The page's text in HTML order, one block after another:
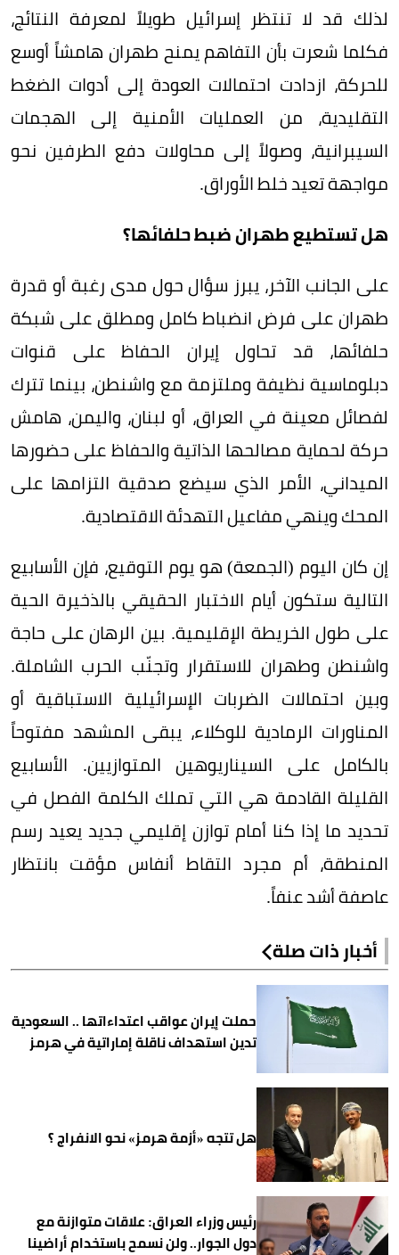
لذلك قد لا تنتظر إسرائيل طويلاً لمعرفة النتائج،
فكلما شعرت بأن التفاهم يمنح طهران هامشاً أوسع
للحركة، ازدادت احتمالات العودة إلى أدوات الضغط
التقليدية، من العمليات الأمنية إلى الهجمات
السيبرانية، وصولاً إلى محاولات دفع الطرفين نحو
مواجهة تعيد خلط الأوراق.
هل تستطيع طهران ضبط حلفائها؟
على الجانب الآخر، يبرز سؤال حول مدى رغبة أو قدرة
طهران على فرض انضباط كامل ومطلق على شبكة
حلفائها، قد تحاول إيران الحفاظ على قنوات
دبلوماسية نظيفة وملتزمة مع واشنطن، بينما تترك
لفصائل معينة في العراق، أو لبنان، واليمن، هامش
حركة لحماية مصالحها الذاتية والحفاظ على حضورها
الميداني، الأمر الذي سيضع صدقية التزامها على
المحك وينهي مفاعيل التهدئة الاقتصادية.
إن كان اليوم (الجمعة) هو يوم التوقيع، فإن الأسابيع
التالية ستكون أيام الاختبار الحقيقي بالذخيرة الحية
على طول الخريطة الإقليمية. بين الرهان على حاجة
واشنطن وطهران للاستقرار وتجنّب الحرب الشاملة.
وبين احتمالات الضربات الإسرائيلية الاستباقية أو
المناورات الرمادية للوكلاء، يبقى المشهد مفتوحاً
بالكامل على السيناريوهين المتوازيين. الأسابيع
القليلة القادمة هي التي تملك الكلمة الفصل في
تحديد ما إذا كنا أمام توازن إقليمي جديد يعيد رسم
المنطقة، أم مجرد التقاط أنفاس مؤقت بانتظار
عاصفة أشد عنفاً.
أخبار ذات صلة
حملت إيران عواقب اعتداءاتها .. السعودية
تدين استهداف ناقلة إماراتية في هرمز
هل تتجه «أزمة هرمز» نحو الانفراج ؟
رئيس وزراء العراق: علاقات متوازنة مع
دول الجوار.. ولن نسمح باستخدام أراضينا